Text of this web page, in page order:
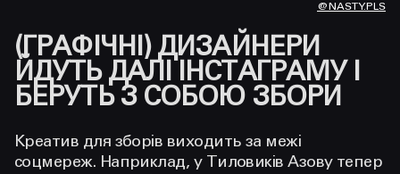
@NASTY.PLS
(ГРАФІЧНІ) ДИЗАЙНЕРИ
ЙДУТЬ ДАЛІ ІНСТАГРАМУ І
БЕРУТЬ З СОБОЮ ЗБОРИ
Креатив для зборів виходить за межі
соцмереж. Наприклад, у Тиловиків Азову тепер